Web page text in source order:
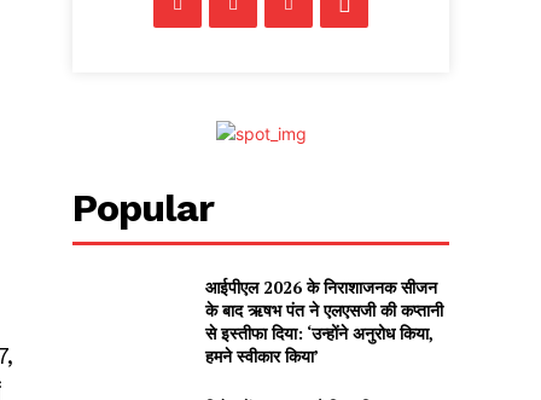
Popular
आईपीएल 2026 के निराशाजनक सीजन
के बाद ऋषभ पंत ने एलएसजी की कप्तानी
से इस्तीफा दिया: ‘उन्होंने अनुरोध किया,
हमने स्वीकार किया’